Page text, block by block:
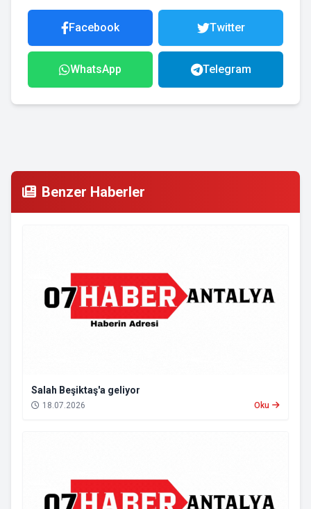
Facebook Twitter
WhatsApp Telegram
Benzer Haberler
Salah Beşiktaş'a geliyor
18.07.2026 Oku